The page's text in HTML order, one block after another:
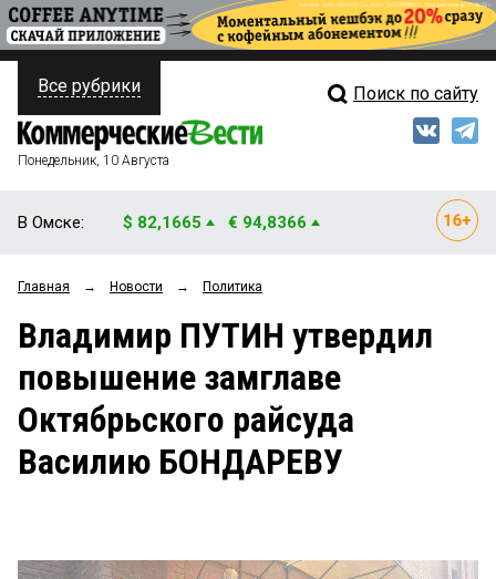
ПОЛИТИКА
ФИНАНСЫ
ОБЩЕСТВО
ЗАКОН
ПРОИСШЕСТВИЯ
Свежий выпуск
Рейтинги
Блоги
Архив
Все рубрики Поиск по сайту
Понедельник, 10 Августа
В Омске: $ 82,1665 € 94,8366
Главная → Новости → Политика
Владимир ПУТИН утвердил
повышение замглаве
Октябрьского райсуда
Василию БОНДАРЕВУ